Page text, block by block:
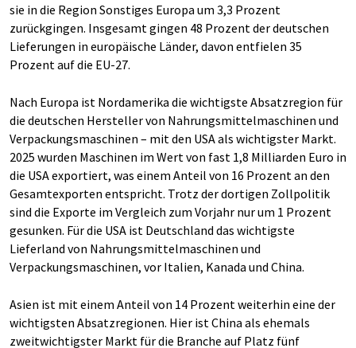
sie in die Region Sonstiges Europa um 3,3 Prozent
zurückgingen. Insgesamt gingen 48 Prozent der deutschen
Lieferungen in europäische Länder, davon entfielen 35
Prozent auf die EU-27.
Nach Europa ist Nordamerika die wichtigste Absatzregion für
die deutschen Hersteller von Nahrungsmittelmaschinen und
Verpackungsmaschinen – mit den USA als wichtigster Markt.
2025 wurden Maschinen im Wert von fast 1,8 Milliarden Euro in
die USA exportiert, was einem Anteil von 16 Prozent an den
Gesamtexporten entspricht. Trotz der dortigen Zollpolitik
sind die Exporte im Vergleich zum Vorjahr nur um 1 Prozent
gesunken. Für die USA ist Deutschland das wichtigste
Lieferland von Nahrungsmittelmaschinen und
Verpackungsmaschinen, vor Italien, Kanada und China.
Asien ist mit einem Anteil von 14 Prozent weiterhin eine der
wichtigsten Absatzregionen. Hier ist China als ehemals
zweitwichtigster Markt für die Branche auf Platz fünf